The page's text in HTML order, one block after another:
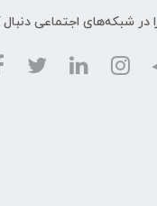
در شبکه‌های اجتماعی دنبال